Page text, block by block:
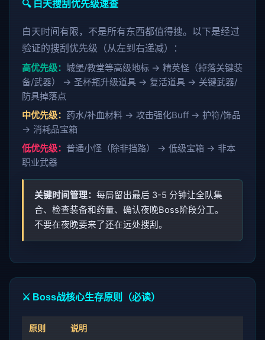
🔍 白天搜刮优先级速查
白天时间有限，不是所有东西都值得搜。以下是经过
验证的搜刮优先级（从左到右递减）：
高优先级： 城堡/教堂等高级地标 → 精英怪（掉落关键装
备/武器） → 圣杯瓶升级道具 → 复活道具 → 关键武器/
防具掉落点
中优先级： 药水/补血材料 → 攻击强化Buff → 护符/饰品
→ 消耗品宝箱
低优先级： 普通小怪（除非挡路） → 低级宝箱 → 非本
职业武器
关键时间管理： 每局留出最后 3-5 分钟让全队集
合、检查装备和药量、确认夜晚Boss阶段分工。
不要在夜晚要来了还在远处搜刮。
⚔️ Boss战核心生存原则（必读）
原则 说明